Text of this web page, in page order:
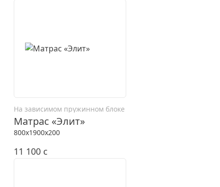
На зависимом пружинном блоке
Матрас «Элит»
800x1900x200
11 100 c